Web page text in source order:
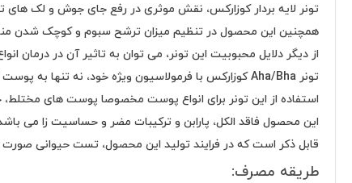
تونر لایه بردار کوزارکس، نقش موثری در رفع جای جوش و لک های
همچنین این محصول در تنظیم میزان ترشح سبوم و کوچک شدن
از دیگر دلایل محبوبیت این تونر، می توان به تاثیر آن در درمان
تونر Aha/Bha کوزارکس با فرمولاسیون ویژه خود، نه تنها به پوست آسیب نمی رساند؛ بلکه به تامین رطوبت و مواد مغدی مورد نیاز پوست نیز کمک می کند.
استفاده از این تونر برای انواع پوست مخصوصا پوست های
این محصول فاقد الکل، پارابن و ترکیبات مضر و حساسیت زا می
قابل ذکر است که در فرایند تولید این محصول، تست حیوانی
طریقه مصرف: